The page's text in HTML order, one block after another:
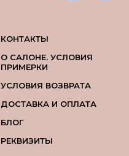
КОНТАКТЫ
О САЛОНЕ. УСЛОВИЯ
ПРИМЕРКИ
УСЛОВИЯ ВОЗВРАТА
ДОСТАВКА И ОПЛАТА
БЛОГ
РЕКВИЗИТЫ